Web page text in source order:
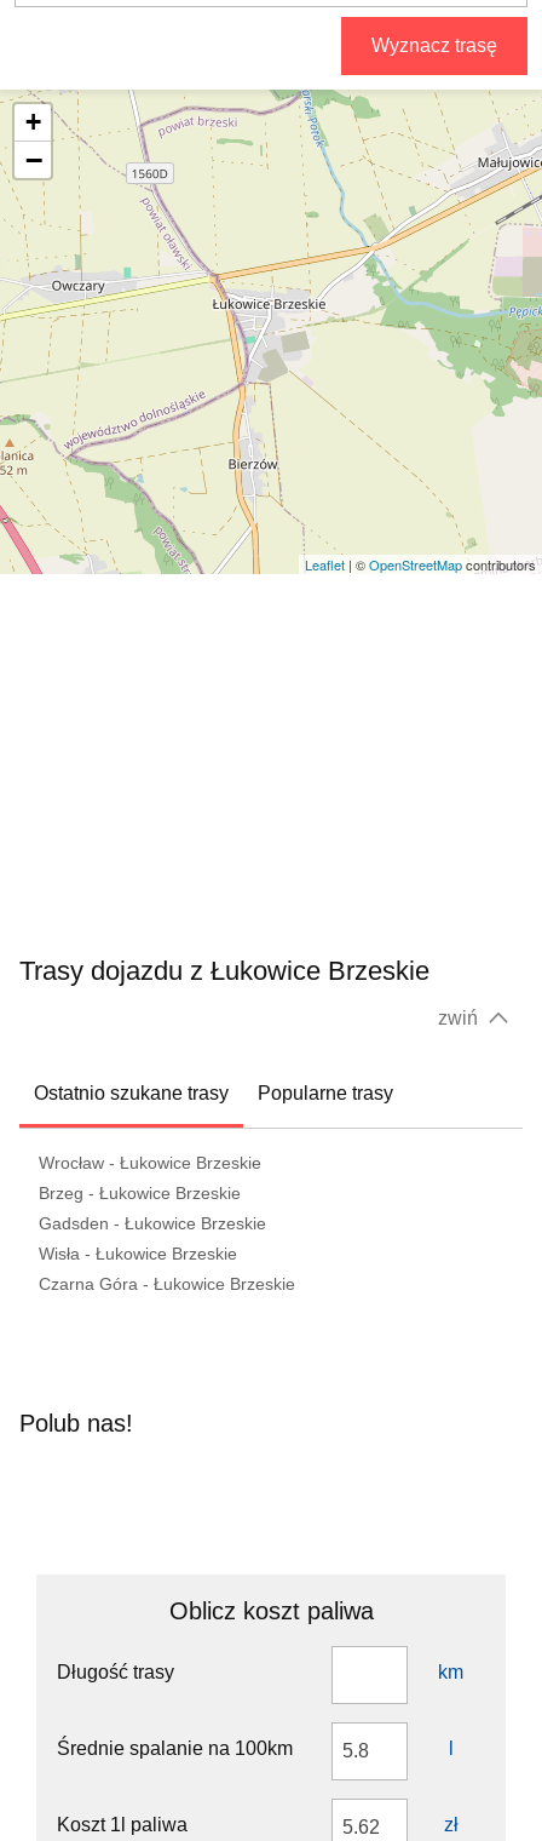
Wyznacz trasę
+
−
Leaflet | ©OpenStreetMapcontributors
Trasy dojazdu z Łukowice Brzeskie
zwiń
Ostatnio szukane trasy Popularne trasy
Wrocław - Łukowice Brzeskie
Brzeg - Łukowice Brzeskie
Gadsden - Łukowice Brzeskie
Wisła - Łukowice Brzeskie
Czarna Góra - Łukowice Brzeskie
Polub nas!
Oblicz koszt paliwa
Długość trasy km
Średnie spalanie na 100km
Koszt 1l paliwa zł